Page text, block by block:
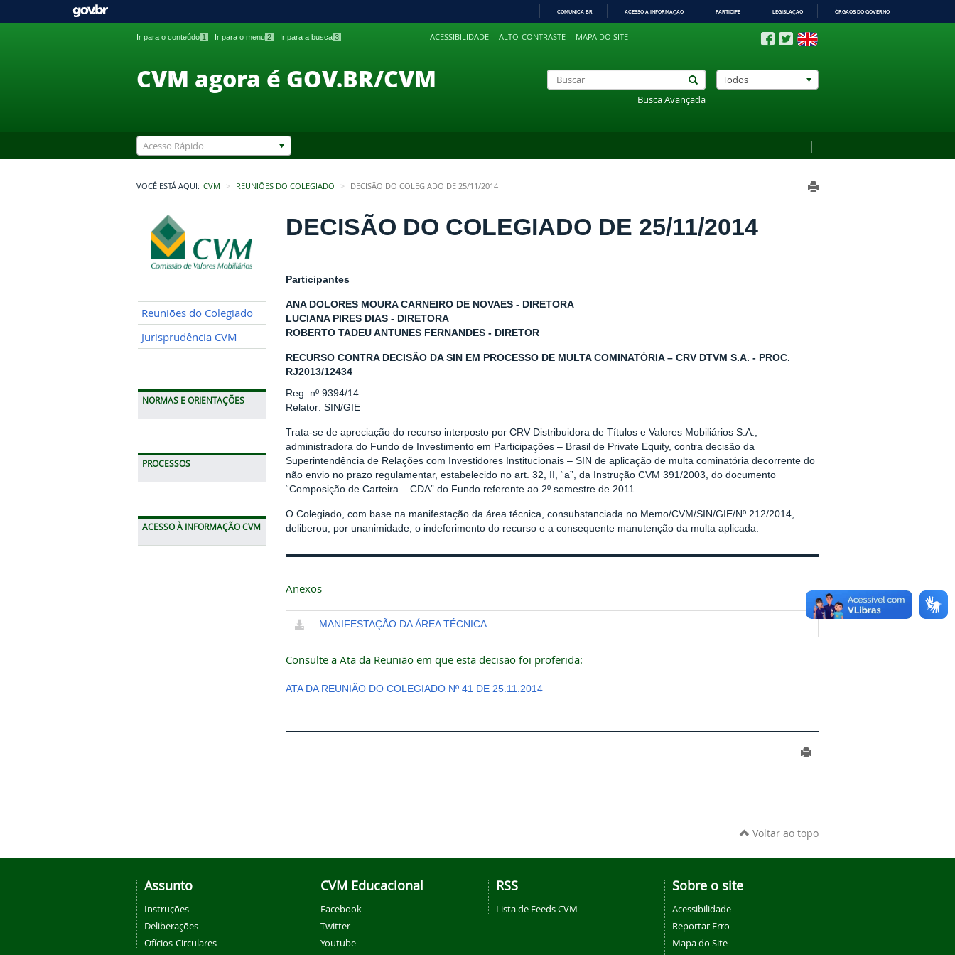
PARA
COMUNICA BR ACESSO À INFORMAÇÃO PARTICIPE LEGISLAÇÃO ÓRGÃOS DO GOVERNO
Ir para o conteúdo 1 Ir para o menu 2 Ir para a busca 3 ACESSIBILIDADE ALTO-CONTRASTE MAPA DO SITE
CVM agora é GOV.BR/CVM
Busca Avançada
Todos
Acesso Rápido
VOCÊ ESTÁ AQUI: CVM REUNIÕES DO COLEGIADO DECISÃO DO COLEGIADO DE 25/11/2014
Reuniões do Colegiado
Jurisprudência CVM
NORMAS E ORIENTAÇÕES
PROCESSOS
ACESSO À INFORMAÇÃO CVM
DECISÃO DO COLEGIADO DE 25/11/2014
Participantes
ANA DOLORES MOURA CARNEIRO DE NOVAES - DIRETORA
LUCIANA PIRES DIAS - DIRETORA
ROBERTO TADEU ANTUNES FERNANDES - DIRETOR
RECURSO CONTRA DECISÃO DA SIN EM PROCESSO DE MULTA COMINATÓRIA – CRV DTVM S.A. - PROC.
RJ2013/12434
Reg. nº 9394/14
Relator: SIN/GIE
Trata-se de apreciação do recurso interposto por CRV Distribuidora de Títulos e Valores Mobiliários S.A.,
administradora do Fundo de Investimento em Participações – Brasil de Private Equity, contra decisão da
Superintendência de Relações com Investidores Institucionais – SIN de aplicação de multa cominatória decorrente do
não envio no prazo regulamentar, estabelecido no art. 32, II, “a”, da Instrução CVM 391/2003, do documento
“Composição de Carteira – CDA” do Fundo referente ao 2º semestre de 2011.
O Colegiado, com base na manifestação da área técnica, consubstanciada no Memo/CVM/SIN/GIE/Nº 212/2014,
deliberou, por unanimidade, o indeferimento do recurso e a consequente manutenção da multa aplicada.
Anexos
MANIFESTAÇÃO DA ÁREA TÉCNICA
Consulte a Ata da Reunião em que esta decisão foi proferida:
ATA DA REUNIÃO DO COLEGIADO Nº 41 DE 25.11.2014
Voltar ao topo
Assunto
Instruções
Deliberações
Ofícios-Circulares
CVM Educacional
Facebook
Twitter
Youtube
RSS
Lista de Feeds CVM
Sobre o site
Acessibilidade
Reportar Erro
Mapa do Site